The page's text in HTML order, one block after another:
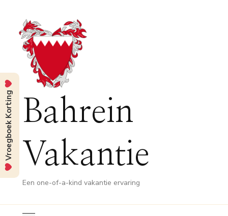
Bahrein
Vakantie
Een one-of-a-kind vakantie ervaring
Vroegboek Korting